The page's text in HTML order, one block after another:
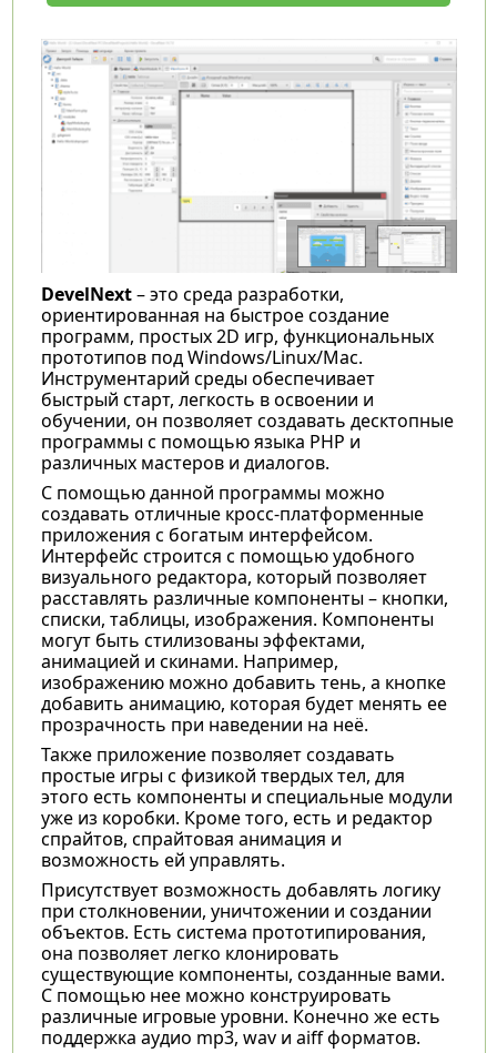
DevelNext– это среда разработки,
ориентированная на быстрое создание
программ, простых 2D игр, функциональных
прототипов под Windows/Linux/Mac.
Инструментарий среды обеспечивает
быстрый старт, легкость в освоении и
обучении, он позволяет создавать десктопные
программы с помощью языка PHP и
различных мастеров и диалогов.
С помощью данной программы можно
создавать отличные кросс-платформенные
приложения с богатым интерфейсом.
Интерфейс строится с помощью удобного
визуального редактора, который позволяет
расставлять различные компоненты – кнопки,
списки, таблицы, изображения. Компоненты
могут быть стилизованы эффектами,
анимацией и скинами. Например,
изображению можно добавить тень, а кнопке
добавить анимацию, которая будет менять ее
прозрачность при наведении на неё.
Также приложение позволяет создавать
простые игры с физикой твердых тел, для
этого есть компоненты и специальные модули
уже из коробки. Кроме того, есть и редактор
спрайтов, спрайтовая анимация и
возможность ей управлять.
Присутствует возможность добавлять логику
при столкновении, уничтожении и создании
объектов. Есть система прототипирования,
она позволяет легко клонировать
существующие компоненты, созданные вами.
С помощью нее можно конструировать
различные игровые уровни. Конечно же есть
поддержка аудио mp3, wav и aiff форматов.